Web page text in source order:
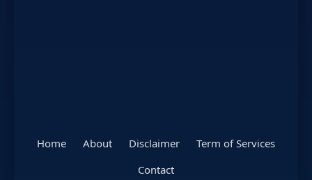
Home About Disclaimer
Term of Services
Contact